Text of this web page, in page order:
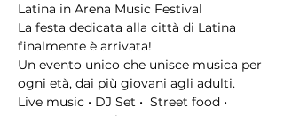
Latina in Arena Music Festival
La festa dedicata alla città di Latina
finalmente è arrivata!
Un evento unico che unisce musica per
ogni età, dai più giovani agli adulti.
Live music • DJ Set •  Street food •